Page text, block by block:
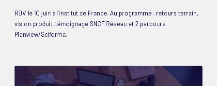
RDV le 10 juin à l'Institut de France. Au programme : retours terrain,
vision produit, témoignage SNCF Réseau et 2 parcours
Planview/Sciforma.